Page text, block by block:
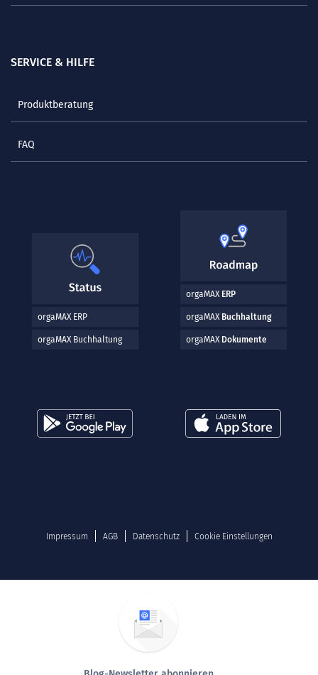
SERVICE & HILFE
Produktberatung
FAQ
orgaMAX ERP
orgaMAX Buchhaltung
orgaMAX ERP
orgaMAX Buchhaltung
orgaMAX Dokumente
Impressum AGB Datenschutz Cookie Einstellungen